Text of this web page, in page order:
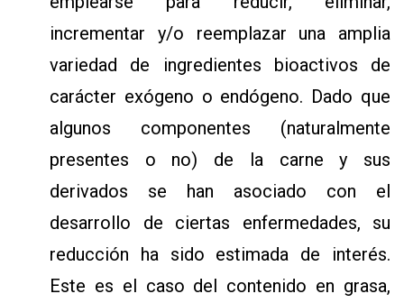
incrementar y/o reemplazar una amplia
variedad de ingredientes bioactivos de
carácter exógeno o endógeno. Dado que
algunos componentes (naturalmente
presentes o no) de la carne y sus
derivados se han asociado con el
desarrollo de ciertas enfermedades, su
reducción ha sido estimada de interés.
Este es el caso del contenido en grasa,